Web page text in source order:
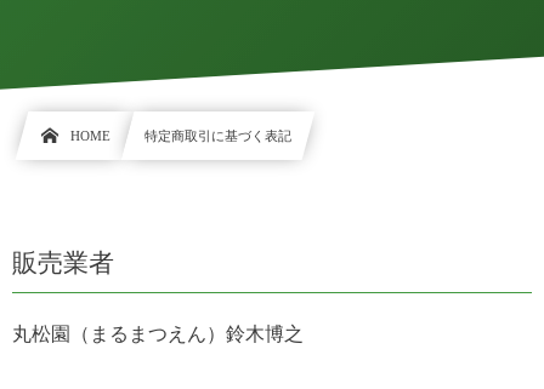
HOME 特定商取引に基づく表記
販売業者
丸松園（まるまつえん）鈴木博之